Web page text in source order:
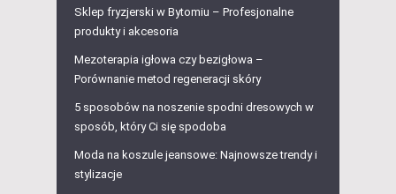
Sklep fryzjerski w Bytomiu – Profesjonalne
produkty i akcesoria
Mezoterapia igłowa czy bezigłowa –
Porównanie metod regeneracji skóry
5 sposobów na noszenie spodni dresowych w
sposób, który Ci się spodoba
Moda na koszule jeansowe: Najnowsze trendy i
stylizacje